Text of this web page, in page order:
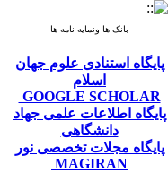
بانک ها ونمایه نامه ها
پایگاه استنادی علوم جهان
اسلام
GOOGLE SCHOLAR
پایگاه اطلاعات علمی جهاد
دانشگاهی
پایگاه مجلات تخصصی نور
MAGIRAN